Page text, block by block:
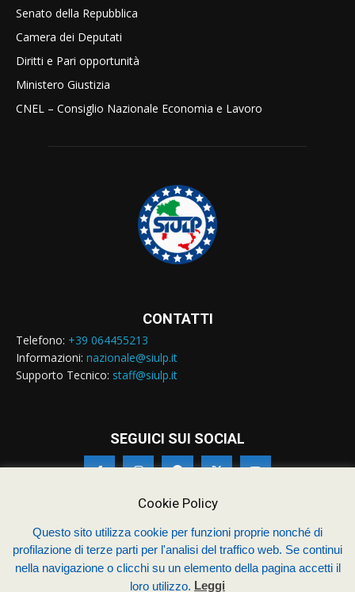
Senato della Repubblica
Camera dei Deputati
Diritti e Pari opportunità
Ministero Giustizia
CNEL – Consiglio Nazionale Economia e Lavoro
CONTATTI
Telefono: +39 064455213
Informazioni: nazionale@siulp.it
Supporto Tecnico: staff@siulp.it
SEGUICI SUI SOCIAL
© Siulp 2026 - C.F.97014000588 - Realizzato dastudio4s.com
Sindacato Italiano Unitario dei Lavoratori della Polizia
Cookie Policy
Questo sito utilizza cookie per funzioni proprie nonché di
profilazione di terze parti per l'analisi del traffico web. Se continui
nella navigazione o clicchi su un elemento della pagina accetti il
loro utilizzo. Leggi